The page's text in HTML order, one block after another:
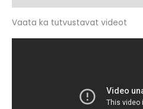
Vaata ka tutvustavat videot